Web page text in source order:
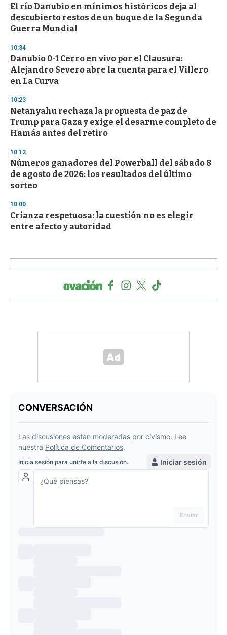
El río Danubio en mínimos históricos deja al
descubierto restos de un buque de la Segunda
Guerra Mundial
10:34
Danubio 0-1 Cerro en vivo por el Clausura:
Alejandro Severo abre la cuenta para el Villero
en La Curva
10:23
Netanyahu rechaza la propuesta de paz de
Trump para Gaza y exige el desarme completo de
Hamás antes del retiro
10:12
Números ganadores del Powerball del sábado 8
de agosto de 2026: los resultados del último
sorteo
10:00
Crianza respetuosa: la cuestión no es elegir
entre afecto y autoridad